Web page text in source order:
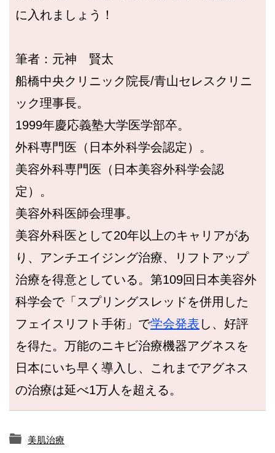
に入れましょう！
筆者：元神 賢太
船橋中央クリニック院長/青山セレスクリニ
ック理事長。
1999年慶応義塾大学医学部卒。
外科専門医（日本外科学会認定）。
美容外科専門医（日本美容外科学会認
定）。
美容外科医師会理事。
美容外科医として20年以上のキャリアがあ
り、アンチエイジング治療、リフトアップ
治療を得意としている。第109回日本美容外
科学会で「 スプリングスレッドを併用した
フェイスリフト手術」で学会発表 し、好評
を得た。 万能のニキビ治療機器アグネスを
日本にいち早く導入し、これまでアグネス
の治療は延べ1万人を超える。
美肌治療